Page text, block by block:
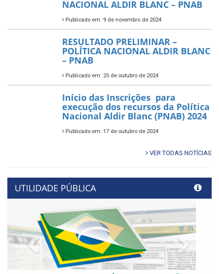
NACIONAL ALDIR BLANC – PNAB
Publicado em: 9 de novembro de 2024
RESULTADO PRELIMINAR –
POLÍTICA NACIONAL ALDIR BLANC
– PNAB
Publicado em: 25 de outubro de 2024
Início das Inscrições para
execução dos recursos da Política
Nacional Aldir Blanc (PNAB) 2024
Publicado em: 17 de outubro de 2024
VER TODAS NOTÍCIAS
UTILIDADE PÚBLICA
Previous